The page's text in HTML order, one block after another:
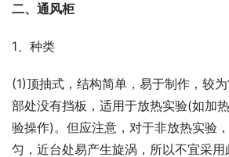
二、通风柜
1、种类
(1)顶抽式，结构简单，易于制作，较
部处没有挡板，适用于放热实验(如加
验操作)。但应注意，对于非放热实验
匀，近台处易产生旋涡，所以不宜采用